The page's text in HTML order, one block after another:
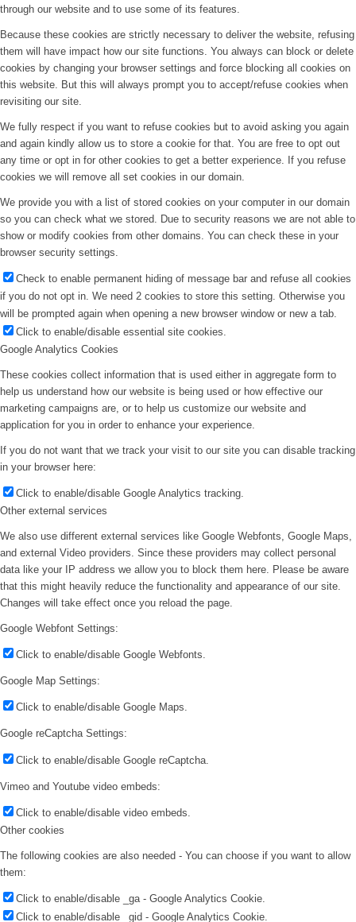
through our website and to use some of its features.
Because these cookies are strictly necessary to deliver the website, refusing
them will have impact how our site functions. You always can block or delete
cookies by changing your browser settings and force blocking all cookies on
this website. But this will always prompt you to accept/refuse cookies when
revisiting our site.
We fully respect if you want to refuse cookies but to avoid asking you again
and again kindly allow us to store a cookie for that. You are free to opt out
any time or opt in for other cookies to get a better experience. If you refuse
cookies we will remove all set cookies in our domain.
We provide you with a list of stored cookies on your computer in our domain
so you can check what we stored. Due to security reasons we are not able to
show or modify cookies from other domains. You can check these in your
browser security settings.
Check to enable permanent hiding of message bar and refuse all cookies
if you do not opt in. We need 2 cookies to store this setting. Otherwise you
will be prompted again when opening a new browser window or new a tab.
Click to enable/disable essential site cookies.
Google Analytics Cookies
These cookies collect information that is used either in aggregate form to
help us understand how our website is being used or how effective our
marketing campaigns are, or to help us customize our website and
application for you in order to enhance your experience.
If you do not want that we track your visit to our site you can disable tracking
in your browser here:
Click to enable/disable Google Analytics tracking.
Other external services
We also use different external services like Google Webfonts, Google Maps,
and external Video providers. Since these providers may collect personal
data like your IP address we allow you to block them here. Please be aware
that this might heavily reduce the functionality and appearance of our site.
Changes will take effect once you reload the page.
Google Webfont Settings:
Click to enable/disable Google Webfonts.
Google Map Settings:
Click to enable/disable Google Maps.
Google reCaptcha Settings:
Click to enable/disable Google reCaptcha.
Vimeo and Youtube video embeds:
Click to enable/disable video embeds.
Other cookies
The following cookies are also needed - You can choose if you want to allow
them:
Click to enable/disable _ga - Google Analytics Cookie.
Click to enable/disable _gid - Google Analytics Cookie.